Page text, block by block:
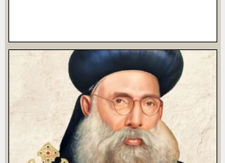
സാവധാനത്തിലും ഉറപ്പായും
പണിയുക. ചെറുതുടക്കങ്ങൾ വൻ
ലക്ഷ്യങ്ങൾ: ഹൃദ്യമായ പ്രവൃത്തികൾ
നിർമ്മലമായി വളരുന്നു' എന്നും
മറ്റുമാണ് അതിൻ്റെ ലളിതമായ
വരികൾ. ഏറ്റവും ചുരുങ്ങിയത് രണ്ടു
തവണയെങ്കിലും യേശു പുളിപ്പ് എന്ന